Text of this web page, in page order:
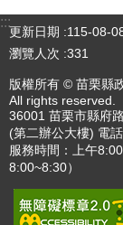
:::
更新日期
115-08-
瀏覽人次 331
版權所有 © 苗栗縣
All rights reserved.
36001 苗栗市縣府
(第二辦公大樓) 電
服務時間：上午
8:00~8:30）